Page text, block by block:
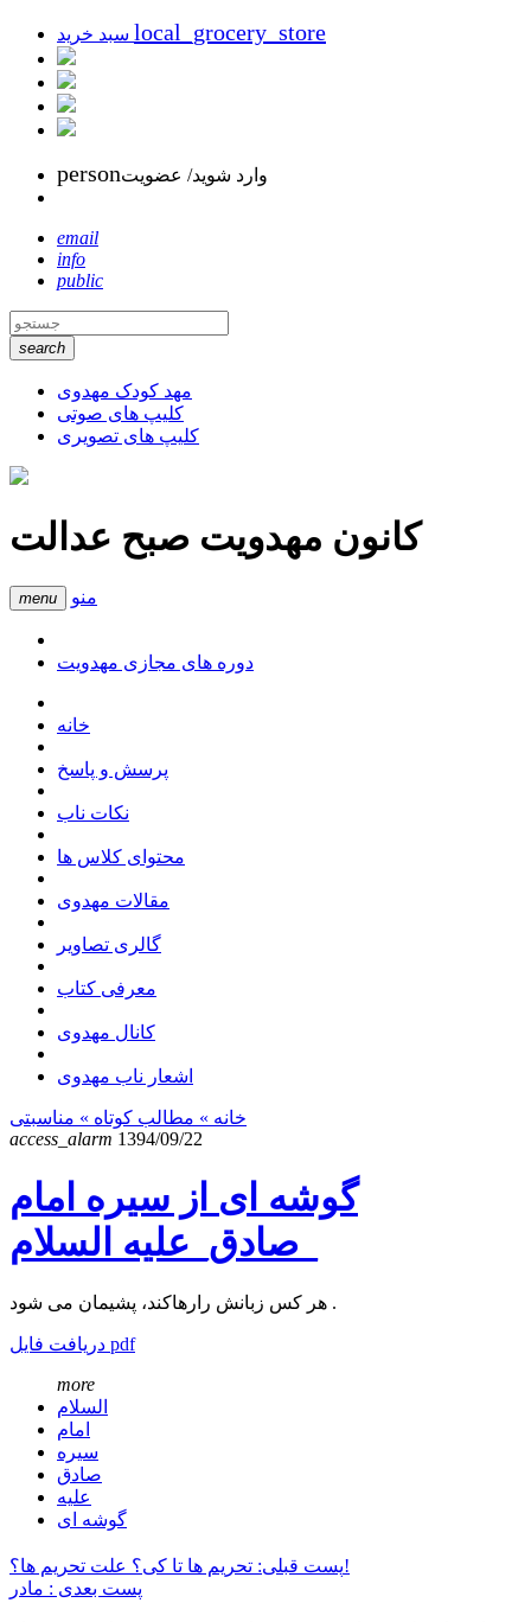
local_grocery_store
personوارد شوید/ عضویت
email
info
public
search
مهد کودک مهدوی
کلیپ های صوتی
کلیپ های تصویری
کانون مهدویت صبح عدالت
menu منو
دوره های مجازی مهدویت
خانه
پرسش و پاسخ
نکات ناب
محتوای کلاس ها
مقالات مهدوی
گالری تصاویر
معرفی کتاب
کانال مهدوی
اشعار ناب مهدوی
خانه » مطالب کوتاه » مناسبتی
access_alarm 1394/09/22
گوشه ای از سیره امام
هر کس زبانش رارهاکند، پشیمان می شود .
دریافت فایل pdf
more
السلام
امام
سیره
صادق
علیه
گوشه ای
پست قبلی: تحریم ها تا کی؟ علت تحریم ها؟!
پست بعدی : مادر